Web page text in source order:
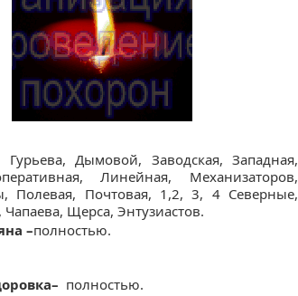
Дымовой, Заводская, Западная,
Линейная, Механизаторов,
Полевая, Почтовая, 1,2, 3, 4 Северные,
Щерса, Энтузиастов.
–полностью.
полностью.